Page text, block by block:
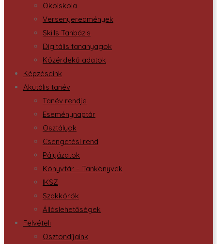
Ökoiskola
Versenyeredmények
Skills Tanbázis
Digitális tananyagok
Közérdekű adatok
Képzéseink
Akutális tanév
Tanév rendje
Eseménynaptár
Osztályok
Csengetési rend
Pályázatok
Könyvtár – Tankönyvek
IKSZ
Szakkörök
Álláslehetőségek
Felvételi
Ösztöndíjaink